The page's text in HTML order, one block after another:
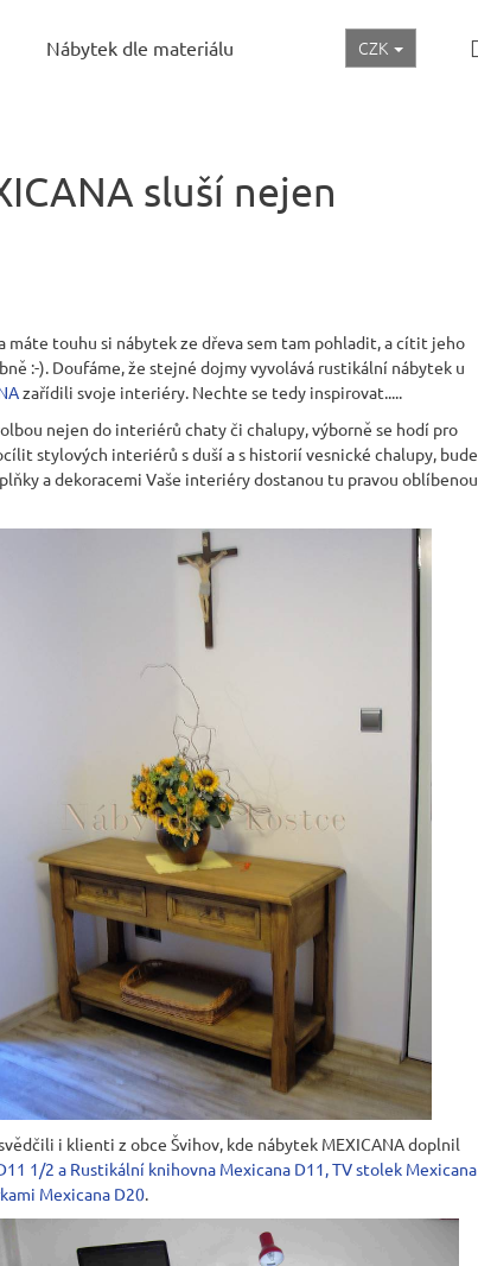
Nábytek dle materiálu Realizace a inspirace
CZK
sluší nejen
máte touhu si nábytek ze dřeva sem tam pohladit, a cítit jeho
:-). Doufáme, že stejné dojmy vyvolává rustikální nábytek u
zařídili svoje interiéry. Nechte se tedy inspirovat.....
nejen do interiérů chaty či chalupy, výborně se hodí pro
stylových interiérů s duší a s historií vesnické chalupy, bude
a dekoracemi Vaše interiéry dostanou tu pravou oblíbenou
i klienti z obce Švihov, kde nábytek MEXICANA doplnil
1/2 a Rustikální knihovna Mexicana D11,TV stolek Mexicana
Mexicana D20.
RUSTIKÁLNÍ LAVICE SWEET HOME
BAX25 S ÚLOŽNÝM PROSTOREM
6 048 Kč
Původně: